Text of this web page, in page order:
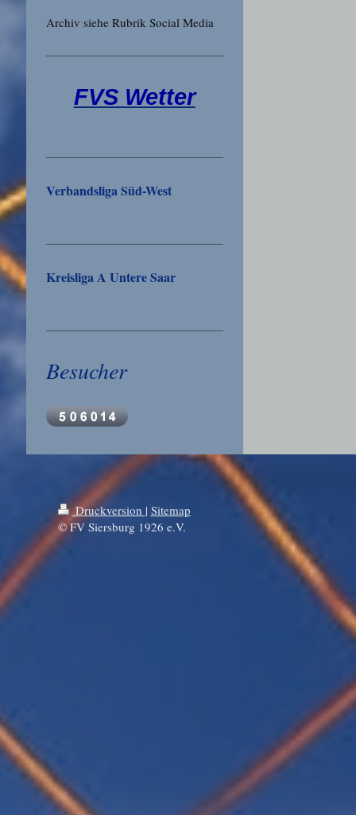
Archiv siehe Rubrik Social Media
FVS Wetter
Verbandsliga Süd-West
Kreisliga A Untere Saar
Besucher
Druckversion | Sitemap
© FV Siersburg 1926 e.V.